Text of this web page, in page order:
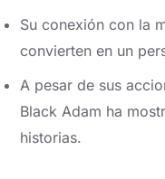
Su conexión con la
convierten en un
A pesar de sus
Black Adam ha
historias.